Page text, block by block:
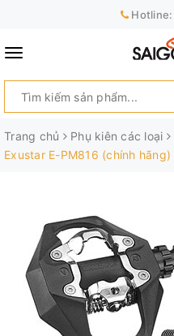
Hotline:
Trang chủ Phụ kiên các loại
Exustar E-PM816 (chính hãng)